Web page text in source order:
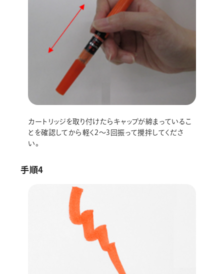
カートリッジを取り付けたらキャップが締まっているこ
とを確認してから軽く2～3回振って攪拌してくださ
い。
手順4